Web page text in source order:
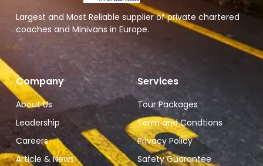
Largest and Most Reliable supplier of private chartered
coaches and Minivans in Europe.
Company
About Us
Leadership
Careers
Article & News
Services
Tour Packages
Term and Condtions
Privacy Policy
Safety Guarantee